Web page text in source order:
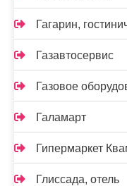
Гагарин,
Газавтосервис
Газовое
Галамарт
Гипермаркет
Глиссада, отель